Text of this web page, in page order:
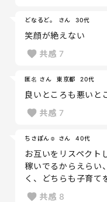
どなるど。 さん 30代
笑顔が絶えない
共感 7
匿名 さん 東京都 20代
良いところも悪いと
共感 7
ちさぽん☺︎ さん 40代
お互いをリスペクト
稼いでるからえらい
く、どちらも子育て
共感 8